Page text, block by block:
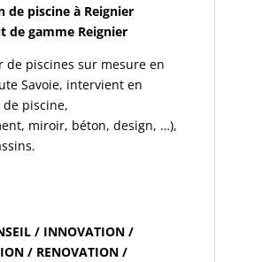
de piscine à Reignier
de gamme Reignier
de piscines sur mesure en
Savoie, intervient en
piscine,
miroir, béton, design, …),
/ INNOVATION /
/ RENOVATION /